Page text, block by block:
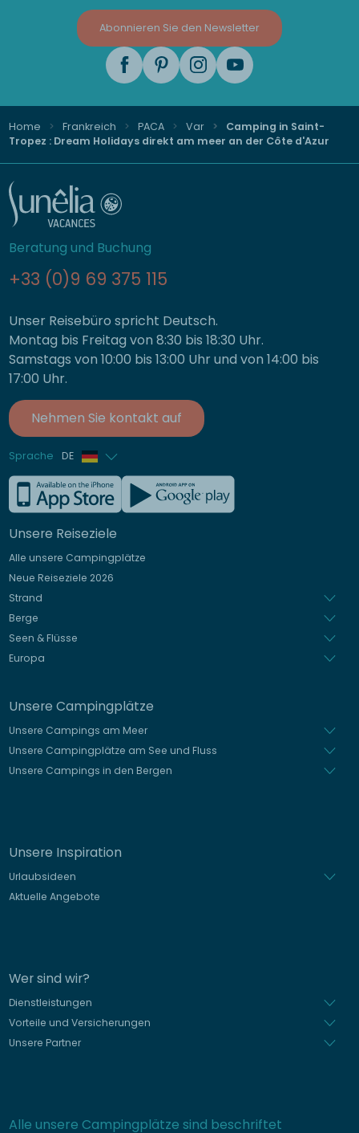
Abonnieren Sie den Newsletter
Home Frankreich PACA Var
Camping in Saint-
Tropez : Dream Holidays direkt am meer an der Côte d'Azur
Beratung und Buchung
+33 (0)9 69 375 115
Unser Reisebüro spricht Deutsch.
Montag bis Freitag von 8:30 bis 18:30 Uhr.
Samstags von 10:00 bis 13:00 Uhr und von 14:00 bis
17:00 Uhr.
Nehmen Sie kontakt auf
Sprache DE
Französisch
Englisch
Italienisch
Spanisch
Unsere Reiseziele
Alle unsere Campingplätze
Neue Reiseziele 2026
Strand
Berge
Seen & Flüsse
Europa
Unsere Campingplätze
Unsere Campings am Meer
Unsere Campingplätze am See und Fluss
Unsere Campings in den Bergen
Unsere Inspiration
Urlaubsideen
Aktuelle Angebote
Wer sind wir?
Dienstleistungen
Vorteile und Versicherungen
Unsere Partner
Alle unsere Campingplätze sind beschriftet